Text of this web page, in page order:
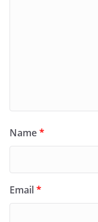
Name*
Email*